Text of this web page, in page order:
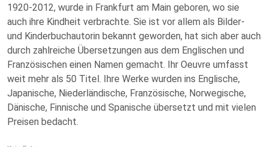
1920-2012, wurde in Frankfurt am Main geboren, wo sie
auch ihre Kindheit verbrachte. Sie ist vor allem als Bilder-
und Kinderbuchautorin bekannt geworden, hat sich aber auch
durch zahlreiche Übersetzungen aus dem Englischen und
Französischen einen Namen gemacht. Ihr Oeuvre umfasst
weit mehr als 50 Titel. Ihre Werke wurden ins Englische,
Japanische, Niederländische, Französische, Norwegische,
Dänische, Finnische und Spanische übersetzt und mit vielen
Preisen bedacht.